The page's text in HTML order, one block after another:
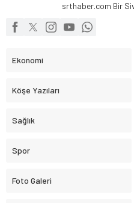
srthaber.com Bir
Ekonomi
Köşe Yazıları
Sağlık
Spor
Foto Galeri